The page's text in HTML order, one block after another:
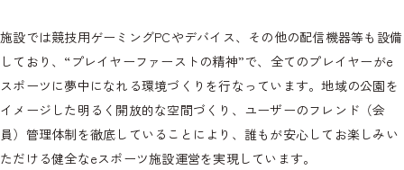
施設では競技用ゲーミングPCやデバイス、その他の配信機器等も設備
しており、“プレイヤーファーストの精神”で、全てのプレイヤーがe
スポーツに夢中になれる環境づくりを行なっています。地域の公園を
イメージした明るく開放的な空間づくり、ユーザーのフレンド（会
員）管理体制を徹底していることにより、誰もが安心してお楽しみい
ただける健全なeスポーツ施設運営を実現しています。